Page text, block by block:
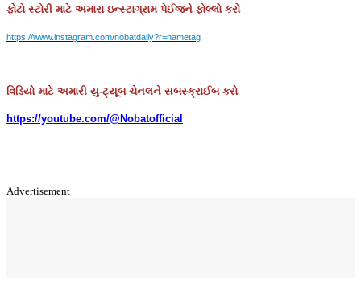
ફોટો સ્ટોરી માટે અમારા ઇન્સ્ટાગ્રામ પેઈજને ફોલ્લો કરો
https://www.instagram.com/nobatdaily?r=nametag
વિડિયો માટે અમારી યુ-ટ્યૂબ ચેનલને સબસ્ક્રાઈબ કરો
https://youtube.com/@Nobatofficial
Advertisement